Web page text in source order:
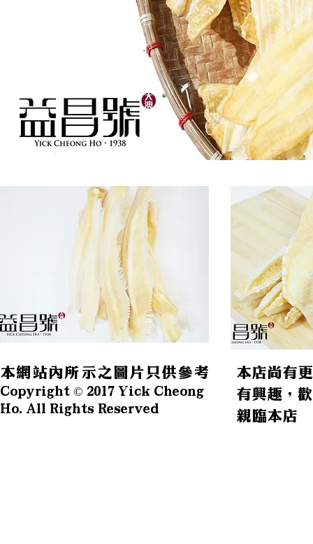
本網站內所示之圖片只供參考
Copyright © 2017 Yick Cheong
Ho. All Rights Reserved
本店尚有
有興趣，
親臨本店